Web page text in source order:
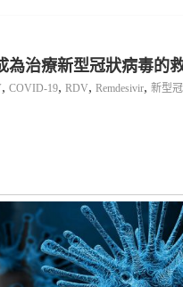
治療新型冠狀病毒的
, COVID-19, RDV, Remdesivir, 新型